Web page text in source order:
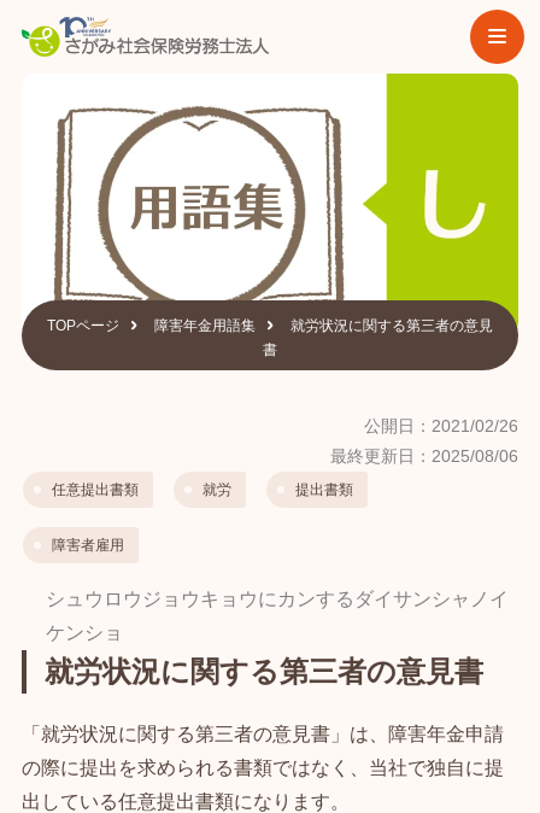
TOPページ 障害年金用語集
就労状況に関する第三者の意見
書
公開日：2021/02/26
最終更新日：2025/08/06
任意提出書類 就労 提出書類
障害者雇用
シュウロウジョウキョウにカンするダイサンシャノイ
ケンショ
就労状況に関する第三者の意見書
「就労状況に関する第三者の意見書」は、障害年金申請
の際に提出を求められる書類ではなく、当社で独自に提
出している任意提出書類になります。